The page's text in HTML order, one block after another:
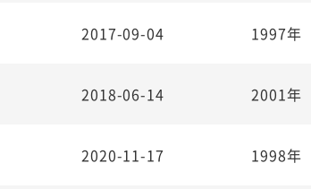
2017-09-04 1997年
2018-06-14 2001年
2020-11-17 1998年